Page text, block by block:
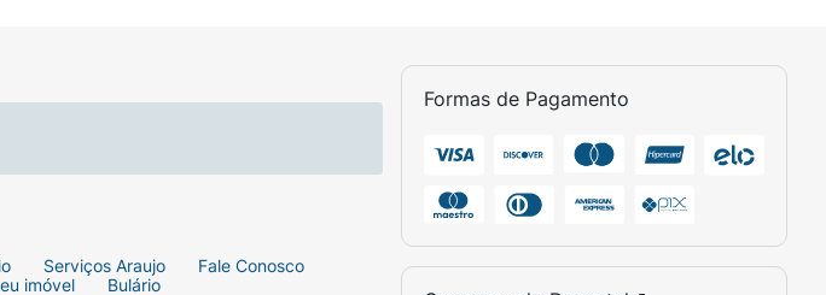
Serviços Araujo
Fale Conosco
imóvel Bulário
Formas de Pagamento